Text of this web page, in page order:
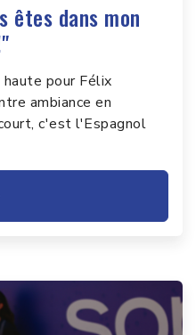
êtes dans mon
pour Félix
ambiance en
c'est l'Espagnol